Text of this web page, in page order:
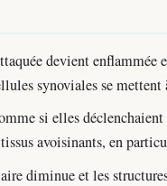
devient enflammée
synoviales se
si elles
avoisinants, en
diminue et les